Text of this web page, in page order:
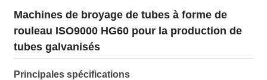
Machines de broyage de tubes à forme de
rouleau ISO9000 HG60 pour la production de
tubes galvanisés
Principales spécifications